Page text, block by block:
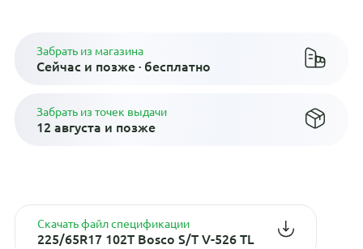
Забрать из магазина
Сейчас и позже · бесплатно
Забрать из точек выдачи
12 августа и позже
Скачать файл спецификации
225/65R17 102T Bosco S/T V-526 TL